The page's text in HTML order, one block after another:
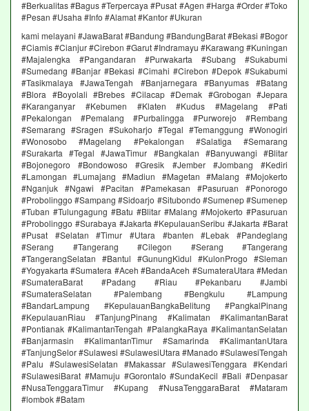
#Berkualitas #Bagus #Terpercaya #Pusat #Agen #Harga #Order #Toko
#Pesan #Usaha #Info #Alamat #Kantor #Ukuran
kami melayani #JawaBarat #Bandung #BandungBarat #Bekasi #Bogor
#Ciamis #Cianjur #Cirebon #Garut #Indramayu #Karawang #Kuningan
#Majalengka #Pangandaran #Purwakarta #Subang #Sukabumi
#Sumedang #Banjar #Bekasi #Cimahi #Cirebon #Depok #Sukabumi
#Tasikmalaya #JawaTengah #Banjarnegara #Banyumas #Batang
#Blora #Boyolali #Brebes #Cilacap #Demak #Grobogan #Jepara
#Karanganyar #Kebumen #Klaten #Kudus #Magelang #Pati
#Pekalongan #Pemalang #Purbalingga #Purworejo #Rembang
#Semarang #Sragen #Sukoharjo #Tegal #Temanggung #Wonogiri
#Wonosobo #Magelang #Pekalongan #Salatiga #Semarang
#Surakarta #Tegal #JawaTimur #Bangkalan #Banyuwangi #Blitar
#Bojonegoro #Bondowoso #Gresik #Jember #Jombang #Kediri
#Lamongan #Lumajang #Madiun #Magetan #Malang #Mojokerto
#Nganjuk #Ngawi #Pacitan #Pamekasan #Pasuruan #Ponorogo
#Probolinggo #Sampang #Sidoarjo #Situbondo #Sumenep #Sumenep
#Tuban #Tulungagung #Batu #Blitar #Malang #Mojokerto #Pasuruan
#Probolinggo #Surabaya #Jakarta #KepulauanSeribu #Jakarta #Barat
#Pusat #Selatan #Timur #Utara #banten #Lebak #Pandeglang
#Serang #Tangerang #Cilegon #Serang #Tangerang
#TangerangSelatan #Bantul #GunungKidul #KulonProgo #Sleman
#Yogyakarta #Sumatera #Aceh #BandaAceh #SumateraUtara #Medan
#SumateraBarat #Padang #Riau #Pekanbaru #Jambi
#SumateraSelatan #Palembang #Bengkulu #Lampung
#BandarLampung #KepulauanBangkaBelitung #PangkalPinang
#KepulauanRiau #TanjungPinang #Kalimatan #KalimantanBarat
#Pontianak #KalimantanTengah #PalangkaRaya #KalimantanSelatan
#Banjarmasin #KalimantanTimur #Samarinda #KalimantanUtara
#TanjungSelor #Sulawesi #SulawesiUtara #Manado #SulawesiTengah
#Palu #SulawesiSelatan #Makassar #SulawesiTenggara #Kendari
#SulawesiBarat #Mamuju #Gorontalo #SundaKecil #Bali #Denpasar
#NusaTenggaraTimur #Kupang #NusaTenggaraBarat #Mataram
#lombok #Batam